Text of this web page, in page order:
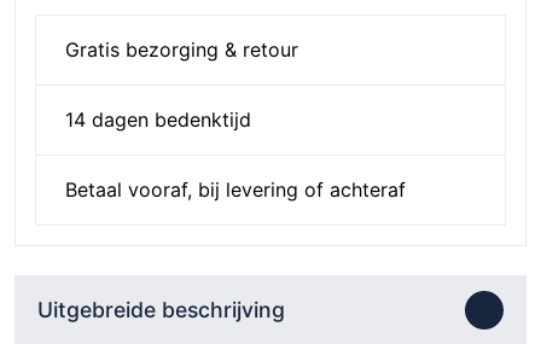
Gratis bezorging & retour
14 dagen bedenktijd
Betaal vooraf, bij levering of achteraf
Uitgebreide beschrijving